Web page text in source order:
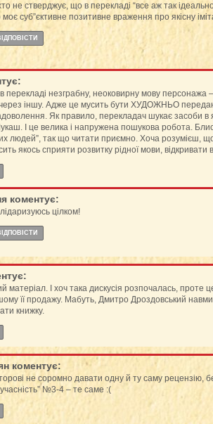
не стверджує, що в перекладі “все аж так
суб”єктивне позитивне враження про якісну
перекладі незграбну, неоковирну мову
іншу. Адже це мусить бути ХУДОЖНЬО
Як правило, перекладач шукає засоби в
І це велика і напружена пошукова робота.
людей”, так що читати приємно. Хоча розумієш,
якось сприяти розвитку рідної мови, відкривати
коментує:
цілком!
матеріал. І хоч така дискусія розпочалась,
її продажу. Мабуть, Дмитро Дроздовський
книжку.
коментує:
не соромно давати одну й ту саму рецензію,
№3-4 – те саме :(